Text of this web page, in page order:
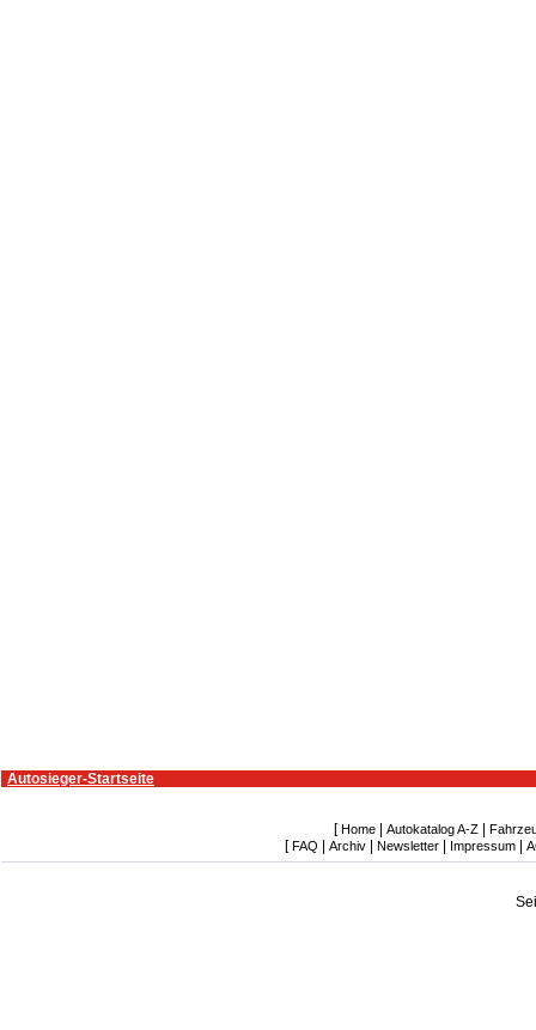
Autosieger-Startseite
[ Home| Autokatalog A-Z|
[ FAQ Archiv Newsletter Impressum